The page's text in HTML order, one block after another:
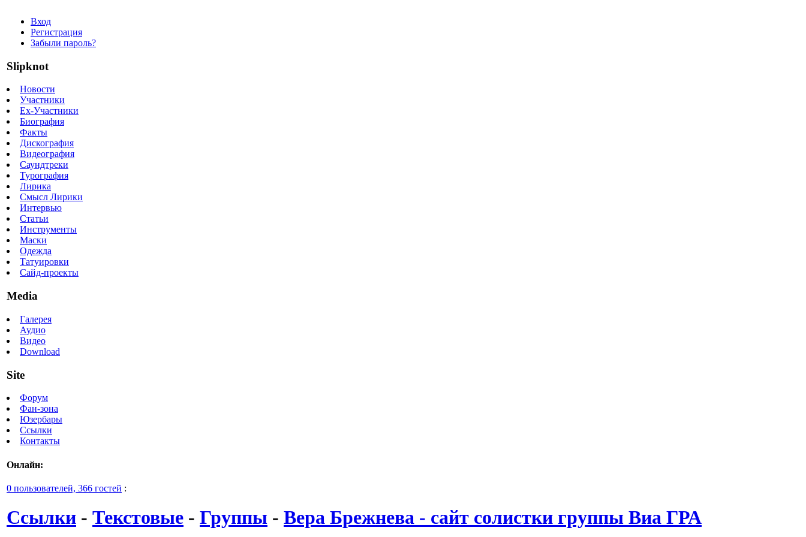
Вход
Регистрация
Забыли пароль?
Slipknot
Новости
Участники
Ex-Участники
Биография
Факты
Дискография
Видеография
Саундтреки
Турография
Лирика
Смысл Лирики
Интервью
Статьи
Инструменты
Маски
Одежда
Татуировки
Сайд-проекты
Media
Галерея
Аудио
Видео
Download
Site
Форум
Фан-зона
Юзербары
Ссылки
Контакты
Онлайн:
0 пользователей, 366 гостей :
Ссылки - Текстовые - Группы - Вера Брежнева - сайт солистки группы Виа ГРА